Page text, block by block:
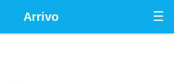
☰
Arrivo